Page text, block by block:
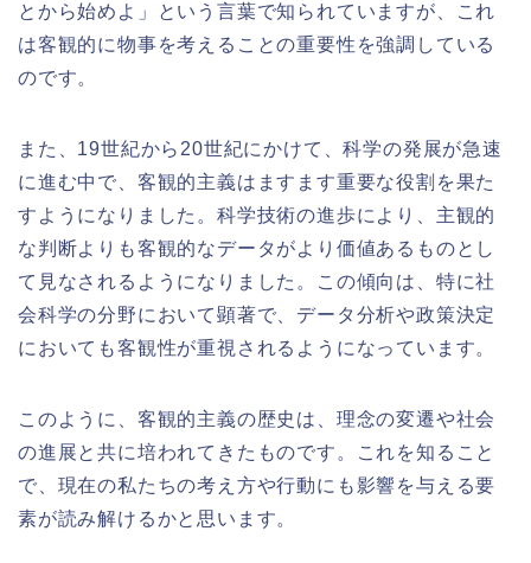
とから始めよ」という言葉で知られていますが、これ
は客観的に物事を考えることの重要性を強調している
のです。
また、19世紀から20世紀にかけて、科学の発展が急速
に進む中で、客観的主義はますます重要な役割を果た
すようになりました。科学技術の進歩により、主観的
な判断よりも客観的なデータがより価値あるものとし
て見なされるようになりました。この傾向は、特に社
会科学の分野において顕著で、データ分析や政策決定
においても客観性が重視されるようになっています。
このように、客観的主義の歴史は、理念の変遷や社会
の進展と共に培われてきたものです。これを知ること
で、現在の私たちの考え方や行動にも影響を与える要
素が読み解けるかと思います。